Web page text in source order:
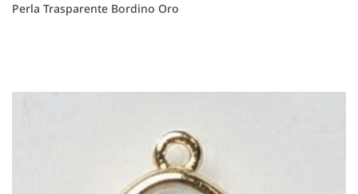
Perla Trasparente Bordino Oro